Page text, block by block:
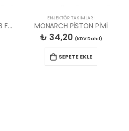
SIEMENS QRB1A-A068B70B FOTOSEL LAMBASI
ENJEKTÖR TAKIMLARI
MONARCH PİSTON PİMİ
₺ 34,20 (KDV Dahil)
SEPETE EKLE